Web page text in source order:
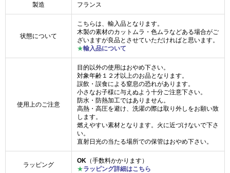
製造 フランス
状態について
こちらは、輸入品となります。
木製の素材のカットムラ・色ムラなどある場合がご
ざいますが良品とさせていただければと思います。
★輸入品について
使用上のご注意
目的以外の使用はおやめ下さい。
対象年齢１２才以上のお品となります。
誤飲・誤食による窒息の恐れがあります。
小さなお子様に与えぬよう十分ご注意下さい。
防水・防熱加工ではありません。
高熱・高圧を避け、洗濯の際は取り外しをお願い致
します。
燃えやすい素材となります。火に近づけないで下さ
い。
直射日光の当たる場所での保管はおやめ下さい。
ラッピング
OK （手数料かかります）
★ラッピング詳細はこちら